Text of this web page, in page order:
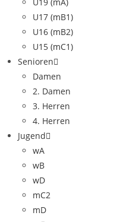
U17 (mB1)
U16 (mB2)
U15 (mC1)
Senioren
Damen
2. Damen
3. Herren
4. Herren
Jugend
wA
wB
wD
mC2
mD